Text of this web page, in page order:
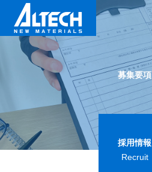
募集要項
採用情報
Recruit